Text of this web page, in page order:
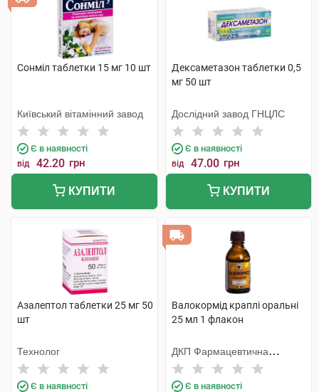
Сонміл таблетки 15 мг 10 шт
Київський вітамінний завод
Є в наявності
від 42.20 грн
КУПИТИ
Дексаметазон таблетки 0,5
мг 50 шт
Дослідний завод ГНЦЛС
Є в наявності
від 47.00 грн
КУПИТИ
Азалептол таблетки 25 мг 50
шт
Технолог
Є в наявності
Валокормід краплі оральні
25 мл 1 флакон
ДКП Фармацевтична
фабрика
Є в наявності